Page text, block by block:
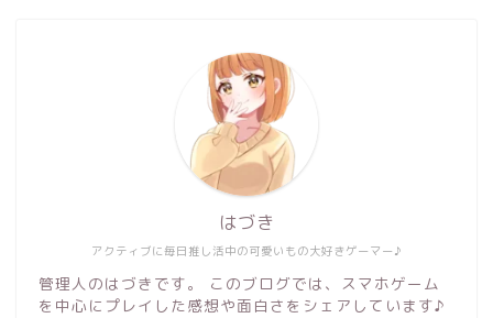
アクティブに毎日推し活中の可愛いもの大好きゲーマー♪
はづき
管理人のはづきです。 このブログでは、スマホゲーム
を中心にプレイした感想や面白さをシェアしています♪